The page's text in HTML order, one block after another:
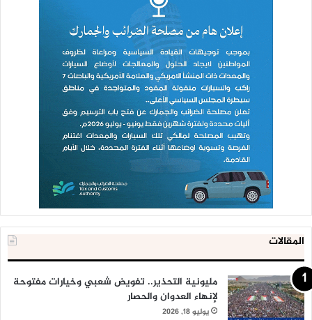
المقالات
مليونية التحذير.. تفويض شعبي وخيارات مفتوحة
لإنهاء العدوان والحصار
يوليو 18, 2026